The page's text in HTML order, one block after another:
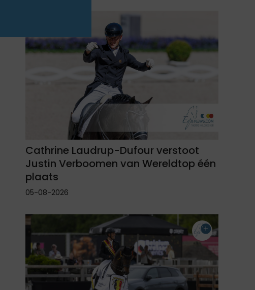
Cathrine Laudrup-Dufour verstoot
Justin Verboomen van Wereldtop één
plaats
05-08-2026